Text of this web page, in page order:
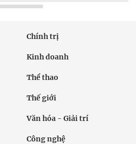
Chính trị
Kinh doanh
Thể thao
Thế giới
Văn hóa - Giải trí
Công nghệ